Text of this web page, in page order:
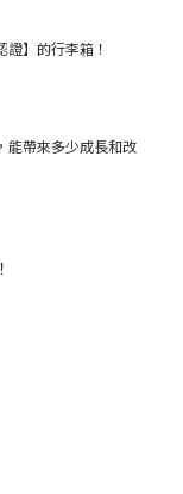
】的行李箱！
能帶來多少成長和改